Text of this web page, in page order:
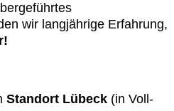
wir langjährige Erfahrung,
Standort Lübeck (in Voll-